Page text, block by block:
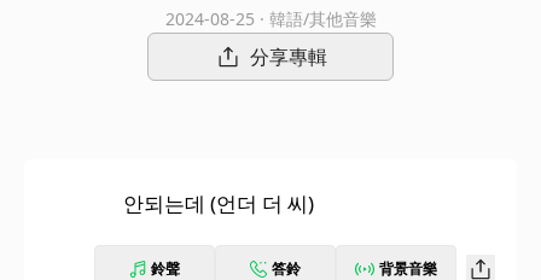
2024-08-25 · 韓語/其他音樂
分享專輯
안되는데 (언더 더 씨)
鈴聲 答鈴 背景音樂